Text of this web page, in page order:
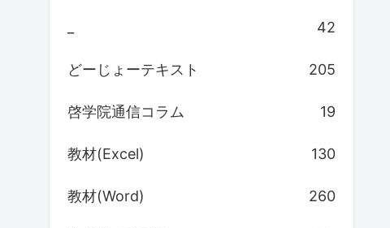
42
どーじょーテキスト 205
啓学院通信コラム 19
教材(Excel) 130
教材(Word) 260